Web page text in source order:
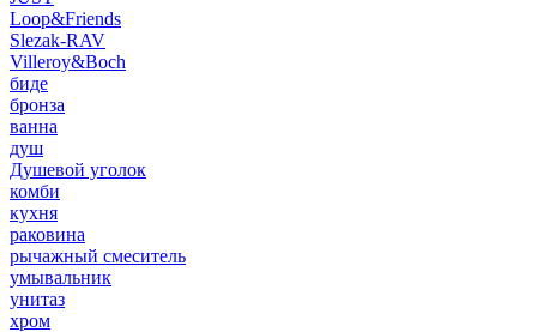
Loop&Friends
Slezak-RAV
Villeroy&Boch
биде
бронза
ванна
душ
Душевой уголок
комби
кухня
раковина
рычажный смеситель
умывальник
унитаз
хром